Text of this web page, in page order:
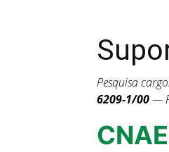
Pesquisa
6209-1/00—